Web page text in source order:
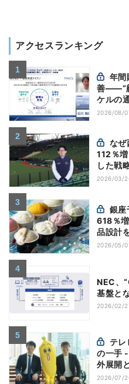
アクセスランキング
善——“
ケルの
チャネ
2026/08/
112％
した戦
2026/03/
618％
品設計
2026/05/
NEC、
基盤と
2026/02/
の一手
外展開
2026/07/